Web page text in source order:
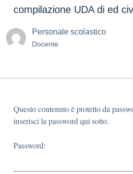
compilazione UDA di ed
Personale scolastico
Docente
Questo contenuto è protetto da
inserisci la password qui sotto.
Password: